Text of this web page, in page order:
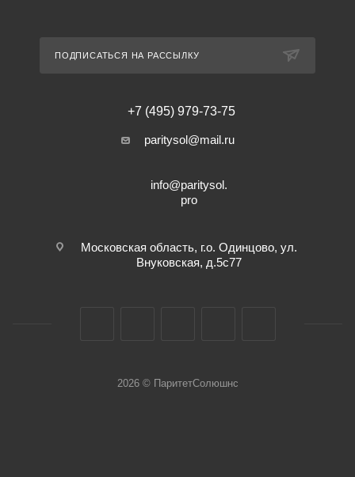
ПОДПИСАТЬСЯ НА РАССЫЛКУ
+7 (495) 979-73-75
paritysol@mail.ru
info@paritysol.
pro
Московская область, г.о. Одинцово, ул.
Внуковская, д.5с77
2026 © ПаритетСолюшнс